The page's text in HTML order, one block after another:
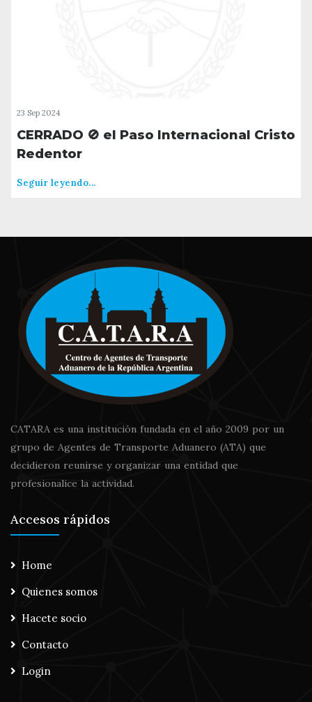
23 Sep 2024
CERRADO 🚫 el Paso Internacional Cristo
Redentor
Seguir leyendo...
CATARA es una institución fundada en el año 2009 por un
grupo de Agentes de Transporte Aduanero (ATA) que
decidieron reunirse y organizar una entidad que
profesionalice la actividad.
Accesos rápidos
Home
Quienes somos
Hacete socio
Contacto
Login